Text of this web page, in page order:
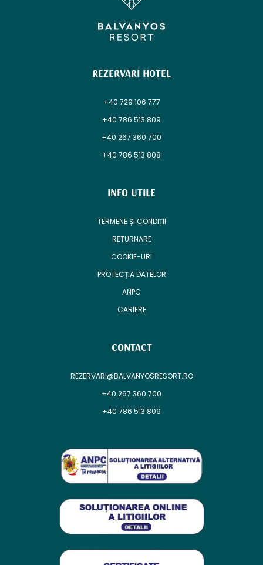
REZERVARI HOTEL
+40 729 106 777
+40 786 513 809
+40 267 360 700
+40 786 513 808
INFO UTILE
TERMENE ȘI CONDIȚII
RETURNARE
COOKIE-URI
PROTECȚIA DATELOR
ANPC
CARIERE
CONTACT
REZERVARI@BALVANYOSRESORT.RO
+40 267 360 700
+40 786 513 809